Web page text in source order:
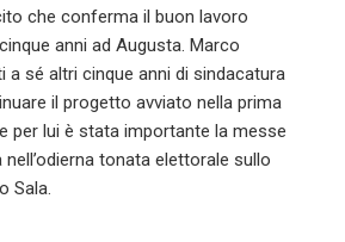
che conferma il buon lavoro
anni ad Augusta. Marco
a sé altri cinque anni di sindacatura
il progetto avviato nella prima
per lui è stata importante la messe
tonata elettorale sullo
Sala.